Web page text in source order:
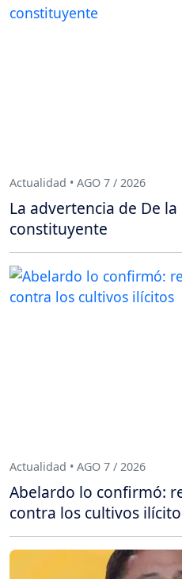
Actualidad • AGO 7 / 2026
La advertencia de De
constituyente
Actualidad • AGO 7 / 2026
Abelardo lo confirmó:
contra los cultivos